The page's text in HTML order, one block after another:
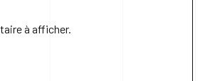
à afficher.